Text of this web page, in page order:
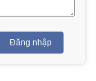
Đăng nhập